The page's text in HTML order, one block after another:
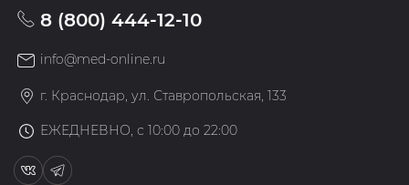
8 (800) 444-12-10
info@med-online.ru
г. Краснодар, ул. Ставропольская, 133
ЕЖЕДНЕВНО, с 10:00 до 22:00